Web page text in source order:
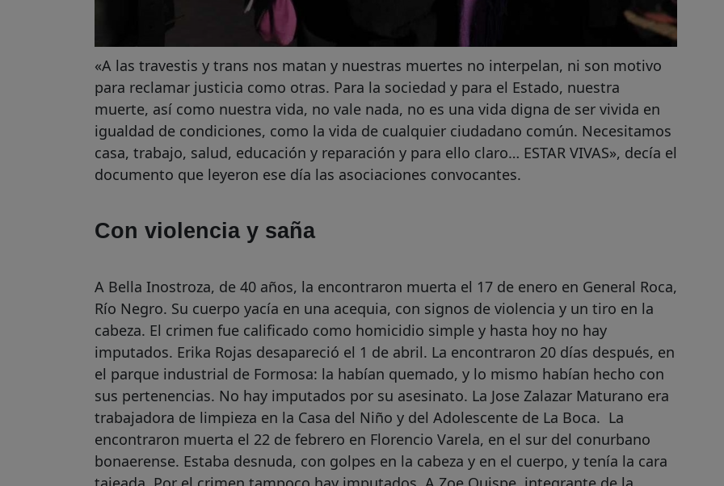
«A las travestis y trans nos matan y nuestras muertes no interpelan, ni son motivo
para reclamar justicia como otras. Para la sociedad y para el Estado, nuestra
muerte, así como nuestra vida, no vale nada, no es una vida digna de ser vivida en
igualdad de condiciones, como la vida de cualquier ciudadano común. Necesitamos
casa, trabajo, salud, educación y reparación y para ello claro… ESTAR VIVAS», decía el
documento que leyeron ese día las asociaciones convocantes.
Con violencia y saña
A Bella Inostroza, de 40 años, la encontraron muerta el 17 de enero en General Roca,
Río Negro. Su cuerpo yacía en una acequia, con signos de violencia y un tiro en la
cabeza. El crimen fue calificado como homicidio simple y hasta hoy no hay
imputados. Erika Rojas desapareció el 1 de abril. La encontraron 20 días después, en
el parque industrial de Formosa: la habían quemado, y lo mismo habían hecho con
sus pertenencias. No hay imputados por su asesinato. La Jose Zalazar Maturano era
trabajadora de limpieza en la Casa del Niño y del Adolescente de La Boca. La
encontraron muerta el 22 de febrero en Florencio Varela, en el sur del conurbano
bonaerense. Estaba desnuda, con golpes en la cabeza y en el cuerpo, y tenía la cara